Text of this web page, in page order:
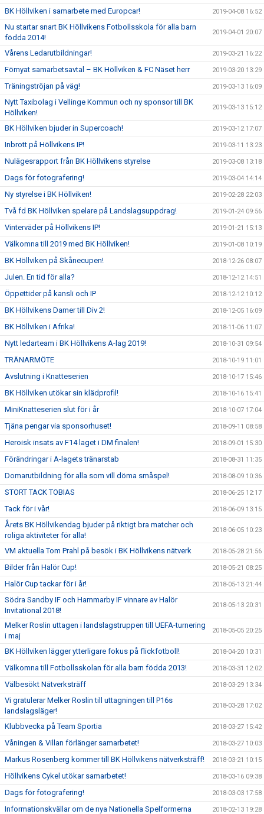
BK Höllviken i samarbete med Europcar! 2019-04-08 16:52
Nu startar snart BK Höllvikens Fotbollsskola för alla barn
födda 2014!
2019-04-01 20:07
Vårens Ledarutbildningar! 2019-03-21 16:22
Förnyat samarbetsavtal – BK Höllviken & FC Näset herr 2019-03-20 13:29
Träningströjan på väg! 2019-03-13 16:09
Nytt Taxibolag i Vellinge Kommun och ny sponsor till BK
Höllviken!
2019-03-13 15:12
BK Höllviken bjuder in Supercoach! 2019-03-12 17:07
Inbrott på Höllvikens IP! 2019-03-11 13:23
Nulägesrapport från BK Höllvikens styrelse 2019-03-08 13:18
Dags för fotografering! 2019-03-04 14:14
Ny styrelse i BK Höllviken! 2019-02-28 22:03
Två fd BK Höllviken spelare på Landslagsuppdrag! 2019-01-24 09:56
Vinterväder på Höllvikens IP! 2019-01-21 15:13
Välkomna till 2019 med BK Höllviken! 2019-01-08 10:19
BK Höllviken på Skånecupen! 2018-12-26 08:07
Julen. En tid för alla? 2018-12-12 14:51
Öppettider på kansli och IP 2018-12-12 10:12
BK Höllvikens Damer till Div 2! 2018-12-05 16:09
BK Höllviken i Afrika! 2018-11-06 11:07
Nytt ledarteam i BK Höllvikens A-lag 2019! 2018-10-31 09:54
TRÄNARMÖTE 2018-10-19 11:01
Avslutning i Knatteserien 2018-10-17 15:46
BK Höllviken utökar sin klädprofil! 2018-10-16 15:41
MiniKnatteserien slut för i år 2018-10-07 17:04
Tjäna pengar via sponsorhuset! 2018-09-11 08:58
Heroisk insats av F14 laget i DM finalen! 2018-09-01 15:30
Förändringar i A-lagets tränarstab 2018-08-31 11:35
Domarutbildning för alla som vill döma småspel! 2018-08-09 10:36
STORT TACK TOBIAS 2018-06-25 12:17
Tack för i vår! 2018-06-09 13:15
Årets BK Höllvikendag bjuder på riktigt bra matcher och
roliga aktiviteter för alla!
2018-06-05 10:23
VM aktuella Tom Prahl på besök i BK Höllvikens nätverk 2018-05-28 21:56
Bilder från Halör Cup! 2018-05-21 08:25
Halör Cup tackar för i år! 2018-05-13 21:44
Södra Sandby IF och Hammarby IF vinnare av Halör
Invitational 2018!
2018-05-13 20:31
Melker Roslin uttagen i landslagstruppen till UEFA-turnering
i maj
2018-05-05 20:25
BK Höllviken lägger ytterligare fokus på flickfotboll! 2018-04-20 10:31
Välkomna till Fotbollsskolan för alla barn födda 2013! 2018-03-31 12:02
Välbesökt Nätverksträff 2018-03-29 13:34
Vi gratulerar Melker Roslin till uttagningen till P16s
landslagsläger!
2018-03-28 17:02
Klubbvecka på Team Sportia 2018-03-27 15:42
Våningen & Villan förlänger samarbetet! 2018-03-27 10:03
Markus Rosenberg kommer till BK Höllvikens nätverksträff! 2018-03-21 10:15
Höllvikens Cykel utökar samarbetet! 2018-03-16 09:38
Dags för fotografering! 2018-03-03 17:58
Informationskvällar om de nya Nationella Spelformerna 2018-02-13 19:28